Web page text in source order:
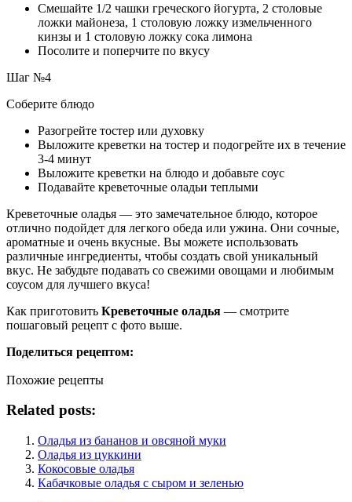
Смешайте 1/2 чашки греческого йогурта, 2 столовые
ложки майонеза, 1 столовую ложку измельченного
кинзы и 1 столовую ложку сока лимона
Посолите и поперчите по вкусу
Шаг №4
Соберите блюдо
Разогрейте тостер или духовку
Выложите креветки на тостер и подогрейте их в течение
3-4 минут
Выложите креветки на блюдо и добавьте соус
Подавайте креветочные оладьи теплыми
Креветочные оладья — это замечательное блюдо, которое
отлично подойдет для легкого обеда или ужина. Они сочные,
ароматные и очень вкусные. Вы можете использовать
различные ингредиенты, чтобы создать свой уникальный
вкус. Не забудьте подавать со свежими овощами и любимым
соусом для лучшего вкуса!
Как приготовить Креветочные оладья — смотрите
пошаговый рецепт с фото выше.
Поделиться рецептом:
Похожие рецепты
Related posts:
Оладья из бананов и овсяной муки
Оладья из цуккини
Кокосовые оладья
Кабачковые оладья с сыром и зеленью